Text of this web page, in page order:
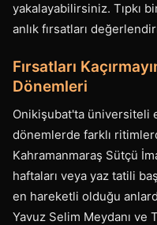
yakalayabilirsiniz. Tıpkı
anlık fırsatları
Fırsatları
Dönemleri
Onikişubat'ta üniversiteli
dönemlerde farklı
Kahramanmaraş Sütçü
haftaları veya yaz tatili
en hareketli olduğu
Yavuz Selim Meydanı ve